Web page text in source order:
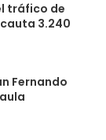
tráfico de
3.240
Fernando